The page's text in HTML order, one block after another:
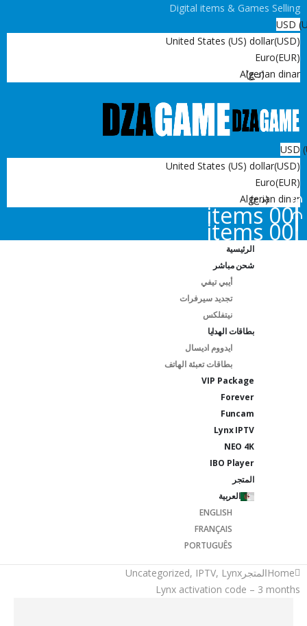
Digital items & Games Selling
USD
United States (US) dollar(USD)
Euro(EUR)
Algerian dinar
(د.ج)
USD
United States (US) dollar(USD)
Euro(EUR)
Algerian dinar
(د.ج)
00 items
00 items
الرئيسية
شحن مباشر
أيبي تيفي
تجديد سيرفرات
نيتفلكس
بطاقات الهدايا
ايدووم اديسال
بطاقات تعبئة الهاتف
VIP Package
Forever
Funcam
Lynx IPTV
NEO 4K
IBO Player
المتجر
العربية
ENGLISH
FRANÇAIS
PORTUGUÊS
Homeالمتجر Uncategorized, IPTV, Lynx
Lynx activation code – 3 months